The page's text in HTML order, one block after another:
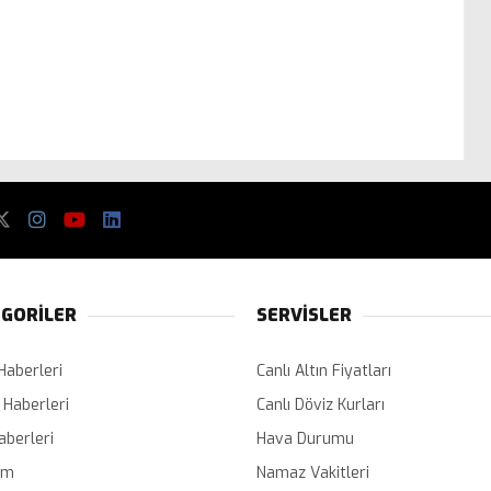
SERVİSLER
Canlı Altın Fiyatları
Canlı Döviz Kurları
Hava Durumu
Namaz Vakitleri